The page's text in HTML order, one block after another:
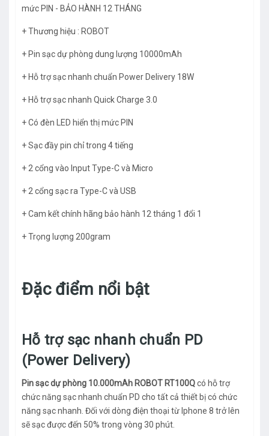
mức PIN - BẢO HÀNH 12 THÁNG
+ Thương hiệu : ROBOT
+ Pin sạc dự phòng dung lượng 10000mAh
+ Hỗ trợ sạc nhanh chuẩn Power Delivery 18W
+ Hỗ trợ sạc nhanh Quick Charge 3.0
+ Có đèn LED hiển thị mức PIN
+ Sạc đầy pin chỉ trong 4 tiếng
+ 2 cổng vào Input Type-C và Micro
+ 2 cổng sạc ra Type-C và USB
+ Cam kết chính hãng bảo hành 12 tháng 1 đổi 1
+ Trọng lượng 200gram
Đặc điểm nổi bật
Hỗ trợ sạc nhanh chuẩn PD
(Power Delivery)
Pin sạc dự phòng 10.000mAh ROBOT RT100Qcó hỗ trợ
chức năng sạc nhanh chuẩn PD cho tất cả thiết bị có chức
năng sạc nhanh. Đối với dòng điện thoại từ Iphone 8 trở lên
sẽ sạc được đến 50% trong vòng 30 phút.